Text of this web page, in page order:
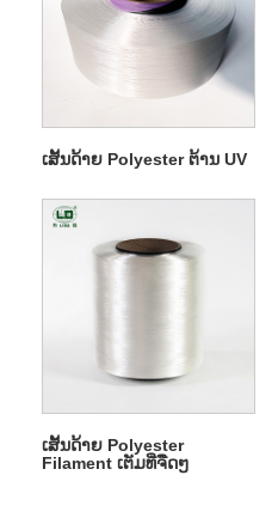
ເສັ້ນດ້າຍ Polyester ຕ້ານ UV
ເສັ້ນດ້າຍ Polyester
Filament ເຕັມທີ່ຈືດໆ